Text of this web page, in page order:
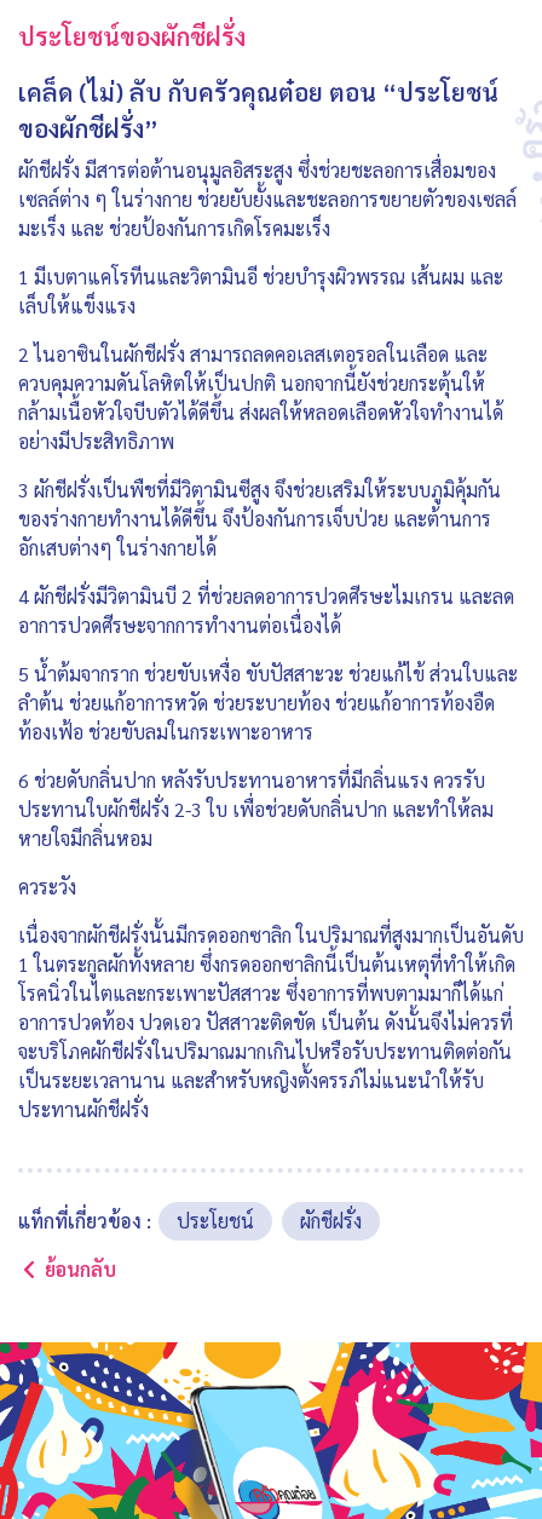
ประโยชน์ของผักชีฝรั่ง
เคล็ด (ไม่) ลับ กับครัวคุณต๋อย ตอน “ประโยชน์
ของผักชีฝรั่ง”
ผักชีฝรั่ง มีสารต่อต้านอนุมูลอิสระสูง ซึ่งช่วยชะลอการเสื่อมของ
เซลล์ต่าง ๆ ในร่างกาย ช่วยยับยั้งและชะลอการขยายตัวของเซลล์
มะเร็ง และ ช่วยป้องกันการเกิดโรคมะเร็ง
1 มีเบตาแคโรทีนและวิตามินอี ช่วยบำรุงผิวพรรณ เส้นผม และ
เล็บให้แข็งแรง
2 ไนอาซินในผักชีฝรั่ง สามารถลดคอเลสเตอรอลในเลือด และ
ควบคุมความดันโลหิตให้เป็นปกติ นอกจากนี้ยังช่วยกระตุ้นให้
กล้ามเนื้อหัวใจบีบตัวได้ดีขึ้น ส่งผลให้หลอดเลือดหัวใจทำงานได้
อย่างมีประสิทธิภาพ
3 ผักชีฝรั่งเป็นพืชที่มีวิตามินซีสูง จึงช่วยเสริมให้ระบบภูมิคุ้มกัน
ของร่างกายทำงานได้ดีขึ้น จึงป้องกันการเจ็บป่วย และต้านการ
อักเสบต่างๆ ในร่างกายได้
4 ผักชีฝรั่งมีวิตามินบี 2 ที่ช่วยลดอาการปวดศีรษะไมเกรน และลด
อาการปวดศีรษะจากการทำงานต่อเนื่องได้
5 น้ำต้มจากราก ช่วยขับเหงื่อ ขับปัสสาะวะ ช่วยแก้ไข้ ส่วนใบและ
ลำต้น ช่วยแก้อาการหวัด ช่วยระบายท้อง ช่วยแก้อาการท้องอืด
ท้องเฟ้อ ช่วยขับลมในกระเพาะอาหาร
6 ช่วยดับกลิ่นปาก หลังรับประทานอาหารที่มีกลิ่นแรง ควรรับ
ประทานใบผักชีฝรั่ง 2-3 ใบ เพื่อช่วยดับกลิ่นปาก และทำให้ลม
หายใจมีกลิ่นหอม
ควระวัง
เนื่องจากผักชีฝรั่งนั้นมีกรดออกซาลิก ในปริมาณที่สูงมากเป็นอันดับ
1 ในตระกูลผักทั้งหลาย ซึ่งกรดออกซาลิกนี้เป็นต้นเหตุที่ทำให้เกิด
โรคนิ่วในไตและกระเพาะปัสสาวะ ซึ่งอาการที่พบตามมาก็ได้แก่
อาการปวดท้อง ปวดเอว ปัสสาวะติดขัด เป็นต้น ดังนั้นจึงไม่ควรที่
จะบริโภคผักชีฝรั่งในปริมาณมากเกินไปหรือรับประทานติดต่อกัน
เป็นระยะเวลานาน และสำหรับหญิงตั้งครรภ์ไม่แนะนำให้รับ
ประทานผักชีฝรั่ง
แท็กที่เกี่ยวข้อง : ประโยชน์
ผักชีฝรั่ง
ย้อนกลับ